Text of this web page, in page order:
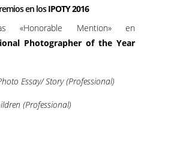
en losIPOTY 2016
«Honorable Mention» en
Photographer of the Year
Essay/ Story (Professional)
(Professional)